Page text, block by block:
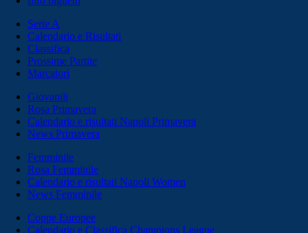
Serie A
Calendario e Risultati
Classifica
Prossime Partite
Marcatori
Giovanili
Rosa Primavera
Calendario e risultati Napoli Primavera
News Primavera
Femminile
Rosa Femminile
Calendario e risultati Napoli Women
News Femminile
Coppe Europee
Calendario e Classifica Champions League